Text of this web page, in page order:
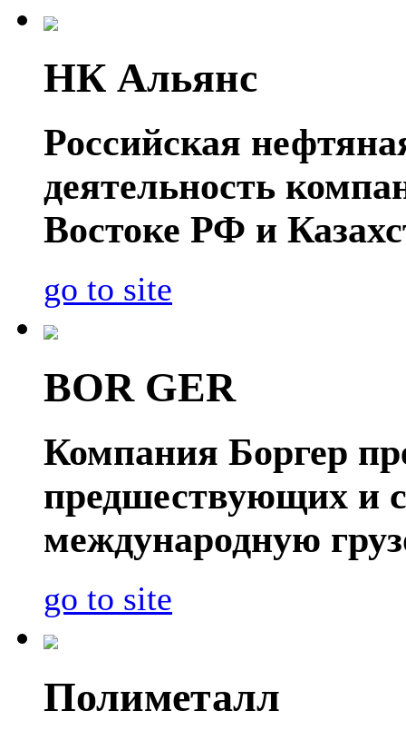
НК Альянс
Российская
деятельность
Востоке РФ и
go to site
BOR GER
Компания Боргер
предшествующих и
международную
go to site
Полиметалл